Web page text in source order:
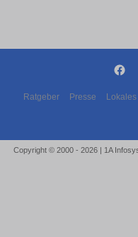
Ratgeber Presse Lokales
Copyright © 2000 - 2026 | 1A